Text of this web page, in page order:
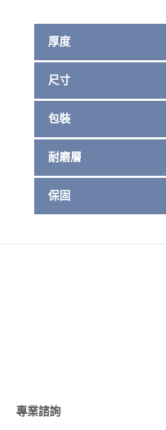
厚度
尺寸
包裝
耐磨層
保固
專業諮詢